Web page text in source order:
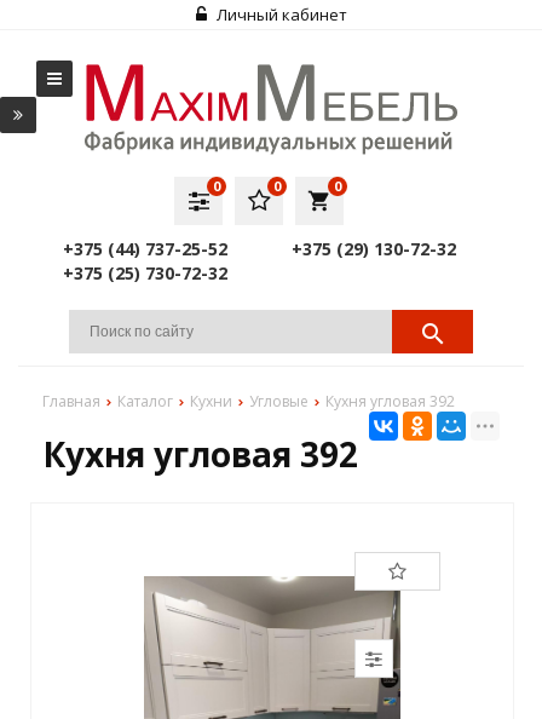
Личный кабинет
local_grocery_store
0
0
0
+375 (44) 737-25-52
+375 (29) 130-72-32
+375 (25) 730-72-32
Главная Каталог Кухни Угловые Кухня угловая 392
Кухня угловая 392